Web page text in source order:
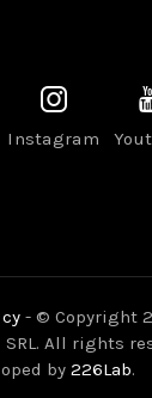
Instagram
- © Copyright
All rights
by 226Lab.